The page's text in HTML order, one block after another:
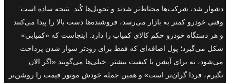
دشوار شد، شرکت‌ها محتاط‌تر شدند و تحویل‌ها کُند. نتیجه ساده است:
وقتی خودرو کمتر به بازار می‌رسد، فروشنده‌ها دست بالا را پیدا می‌کنند
و هر دستگاه خودرو حکم کالای کمیاب را دارد. اینجاست که «کمیابی»
شکل می‌گیرد؛ پول اضافه‌ای که فقط برای زودتر سوار شدن پرداخت
می‌شود، نه برای آپشن یا کیفیت بیشتر. خیلی‌ها می‌گویند «اگر الان
نگیرم، فردا گران‌تر است» و همین جمله خودش موتور قیمت را روشن‌تر